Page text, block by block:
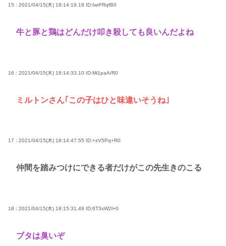
15 : 2021/04/15(木) 18:14:19.18 ID:IwrFRqfB0
牛と豚と鶏はどんだけ叩き殺しても良いんだよね
16 : 2021/04/15(木) 18:14:33.10 ID:Mi1paA/R0
ミルトンさん｢この子はひと味違いそうね｣
17 : 2021/04/15(木) 18:14:47.55 ID:+zV5Pq+R0
仲間を踏みつけにできる者だけがこの先生きのこる
18 : 2021/04/15(木) 18:15:31.49 ID:6T3xW2l+0
ブタは臭いぞ